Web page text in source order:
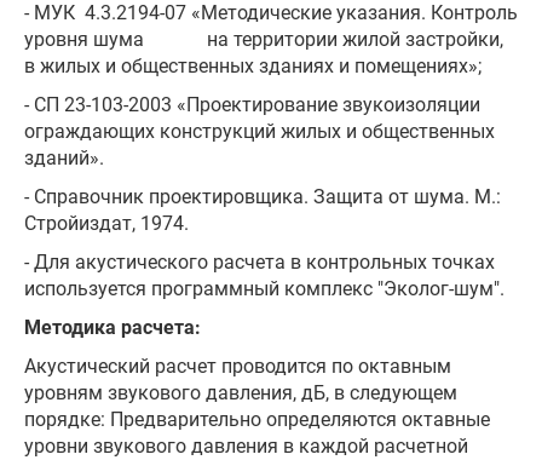
- МУК 4.3.2194-07 «Методические указания. Контроль
уровня шума на территории жилой застройки,
в жилых и общественных зданиях и помещениях»;
- СП 23-103-2003 «Проектирование звукоизоляции
ограждающих конструкций жилых и общественных
зданий».
- Справочник проектировщика. Защита от шума. М.:
Стройиздат, 1974.
- Для акустического расчета в контрольных точках
используется программный комплекс "Эколог-шум".
Методика расчета:
Акустический расчет проводится по октавным
уровням звукового давления, дБ, в следующем
порядке: Предварительно определяются октавные
уровни звукового давления в каждой расчетной